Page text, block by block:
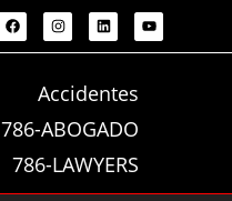
Accidentes
786-ABOGADO
786-LAWYERS